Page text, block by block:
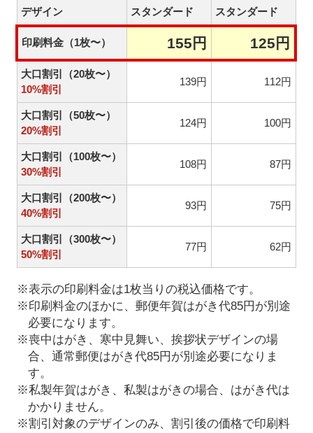
デザイン
スタンダード スタンダード
印刷料金（1枚〜） 155円 125円
大口割引（20枚〜）
10%割引
139円 112円
大口割引（50枚〜）
20%割引
124円 100円
大口割引（100枚〜）
30%割引
108円 87円
大口割引（200枚〜）
40%割引
93円 75円
大口割引（300枚〜）
50%割引
77円 62円
※表示の印刷料金は1枚当りの税込価格です。
※印刷料金のほかに、郵便年賀はがき代85円が別途
必要になります。
※喪中はがき、寒中見舞い、挨拶状デザインの場
合、通常郵便はがき代85円が別途必要になりま
す。
※私製年賀はがき、私製はがきの場合、はがき代は
かかりません。
※割引対象のデザインのみ、割引後の価格で印刷料